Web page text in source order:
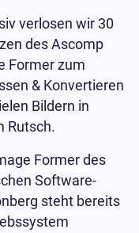
verlosen wir 30
des Ascomp
Former zum
& Konvertieren
Bildern in
Rutsch.
Former des
Software-
steht bereits